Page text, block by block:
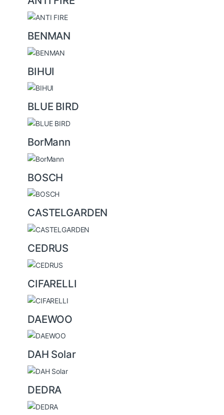
BENMAN
BIHUI
BLUE BIRD
BorMann
BOSCH
CASTELGARDEN
CEDRUS
CIFARELLI
DAEWOO
DAH Solar
DEDRA